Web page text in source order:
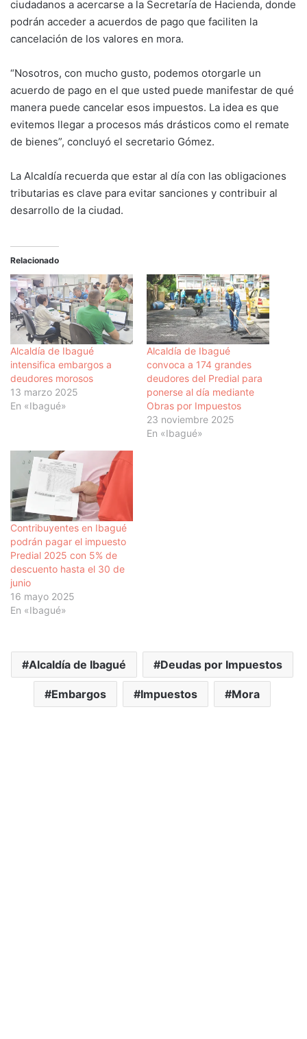
ciudadanos a acercarse a la Secretaría de Hacienda, donde
podrán acceder a acuerdos de pago que faciliten la
cancelación de los valores en mora.
“Nosotros, con mucho gusto, podemos otorgarle un
acuerdo de pago en el que usted puede manifestar de qué
manera puede cancelar esos impuestos. La idea es que
evitemos llegar a procesos más drásticos como el remate
de bienes”, concluyó el secretario Gómez.
La Alcaldía recuerda que estar al día con las obligaciones
tributarias es clave para evitar sanciones y contribuir al
desarrollo de la ciudad.
Relacionado
Alcaldía de Ibagué
intensifica embargos a
deudores morosos
13 marzo 2025
En «Ibagué»
Alcaldía de Ibagué
convoca a 174 grandes
deudores del Predial para
ponerse al día mediante
Obras por Impuestos
23 noviembre 2025
En «Ibagué»
Contribuyentes en Ibagué
podrán pagar el impuesto
Predial 2025 con 5% de
descuento hasta el 30 de
junio
16 mayo 2025
En «Ibagué»
Alcaldía de Ibagué Deudas por Impuestos
Embargos Impuestos Mora